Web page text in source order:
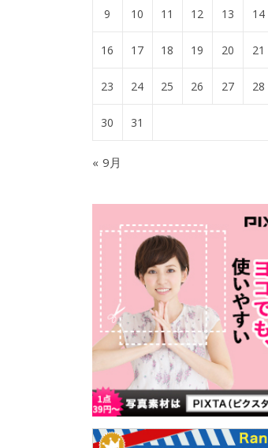
9 10 11 12 13 14
16 17 18 19 20 21
23 24 25 26 27 28
30 31
« 9月